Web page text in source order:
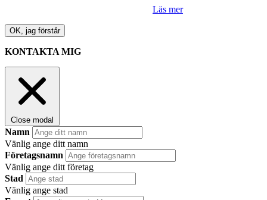
Läs mer
OK, jag förstår
KONTAKTA MIG
Close modal
Namn
Vänlig ange ditt namn
Företagsnamn
Vänlig ange ditt företag
Stad
Vänlig ange stad